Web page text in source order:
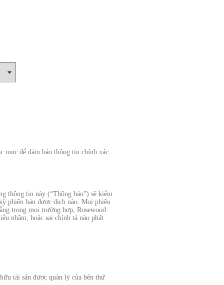
mục để đảm bảo thông tin chính xác
thông tin này (“Thông báo”) sẽ kiểm
phiên bản được dịch nào. Mọi phiên
trong mọi trường hợp, Rosewood
nhầm, hoặc sai chính tả nào phát
tài sản được quản lý của bên thứ